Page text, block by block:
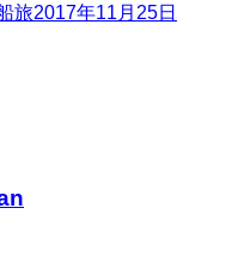
旅2017年11月25日